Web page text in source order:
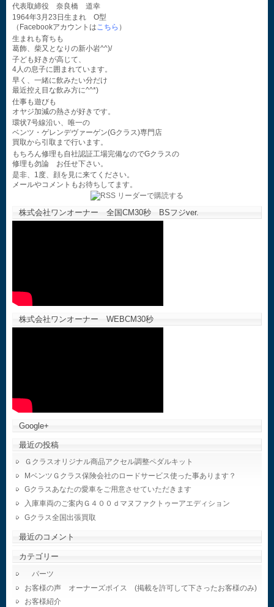
代表取締役 奈良橋 道幸
1964年3月23日生まれ O型
（Facebookアカウントはこちら ）
生まれも育ちも
葛飾、柴又となりの新小岩^^)/
子ども好きが高じて、
4人の息子に囲まれています。
早く、一緒に飲みたい分だけ
最近控え目な飲み方に^^*)
仕事も遊びも
オヤジ加減の熱さが好きです。
環状7号線沿い、唯一の
ベンツ・ゲレンデヴァーゲン(Gクラス)専門店
買取から引取まで行います。
もちろん修理も自社認証工場完備なのでGクラスの
修理も勿論 お任せ下さい。
是非、1度、顔を見に来てください。
メールやコメントもお待ちしてます。
株式会社ワンオーナー 全国CM30秒 BSフジver.
株式会社ワンオーナー WEBCM30秒
Google+
最近の投稿
Ｇクラスオリジナル商品アクセル調整ペダルキット
MベンツＧクラス保険会社のロードサービス使った事あります？
Gクラスあなたの愛車をご用意させていただきます
入庫車両のご案内Ｇ４００ｄマヌファクトゥーアエディション
Gクラス全国出張買取
最近のコメント
カテゴリー
パーツ
お客様の声 オーナーズボイス (掲載を許可して下さったお客様のみ)
お客様紹介